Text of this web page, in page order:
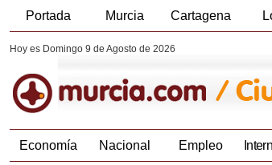
Portada Murcia Cartagena
Hoy es Domingo 9 de Agosto de 2026
Economía Nacional Empleo